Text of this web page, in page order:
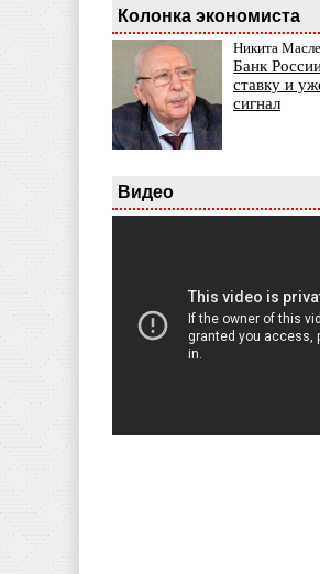
Колонка экономиста
Никита
Банк
ставку и
сигнал
Видео